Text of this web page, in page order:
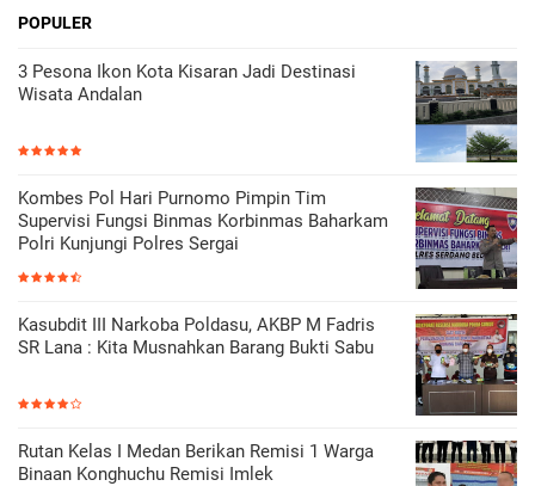
POPULER
3 Pesona Ikon Kota Kisaran Jadi Destinasi
Wisata Andalan
Kombes Pol Hari Purnomo Pimpin Tim
Supervisi Fungsi Binmas Korbinmas Baharkam
Polri Kunjungi Polres Sergai
Kasubdit III Narkoba Poldasu, AKBP M Fadris
SR Lana : Kita Musnahkan Barang Bukti Sabu
Rutan Kelas I Medan Berikan Remisi 1 Warga
Binaan Konghuchu Remisi Imlek